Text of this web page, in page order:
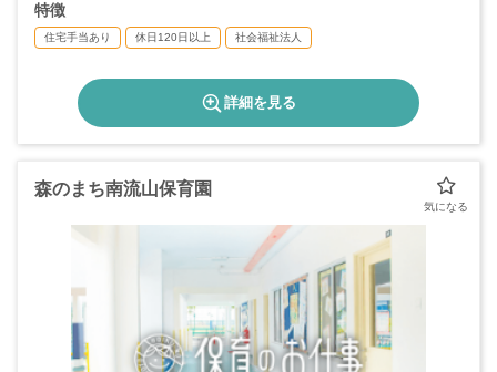
特徴
住宅手当あり 休日120日以上 社会福祉法人
詳細を見る
森のまち南流山保育園